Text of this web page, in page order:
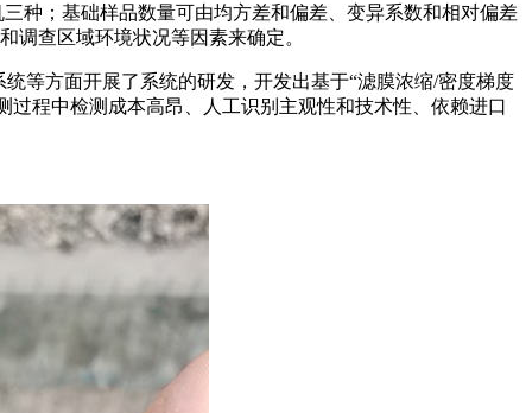
种；基础样品数量可由均方差和偏差、变异系数和相对偏差
调查区域环境状况等因素来确定。
等方面开展了系统的研发，开发出基于“滤膜浓缩/密度梯度
程中检测成本高昂、人工识别主观性和技术性、依赖进口